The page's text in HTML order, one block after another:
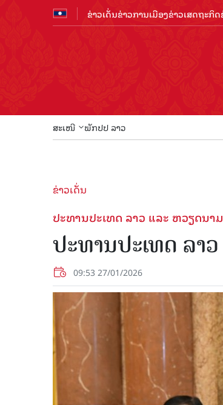
ຂ່າວເດັ່ນຂ່າວການເມືອງຂ່າວເສດຖະກິດ
ສະເໜີ ພັກປປ ລາວ
ຂ່າວເດັ່ນ
ປະທານປະເທດ ລາວ ແລະ ຫວຽດນາ
ປະທານປະເທດ ລາ
09:53 27/01/2026